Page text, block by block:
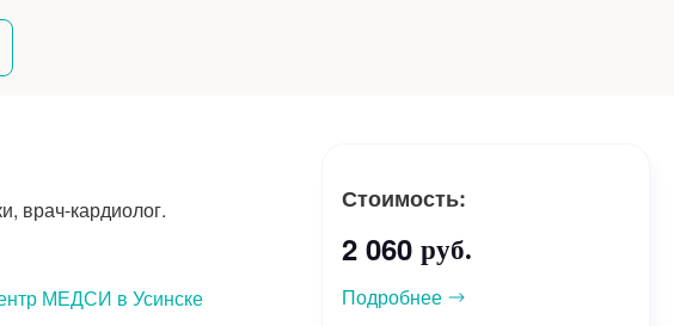
врач-кардиолог.
МЕДСИ в Усинске
Стоимость:
2 060 руб.
Подробнее